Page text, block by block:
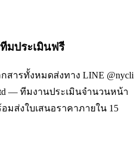
มประเมินฟรี
กสารทั้งหมดส่งทาง LINE @nycli
— ทีมงานประเมินจำนวนหน้า
มส่งใบเสนอราคาภายใน 15